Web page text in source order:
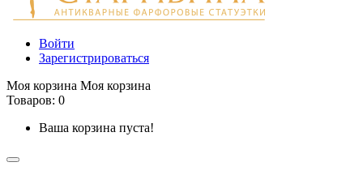
Войти
Зарегистрироваться
Моя корзина Моя корзина
Товаров: 0
Ваша корзина пуста!